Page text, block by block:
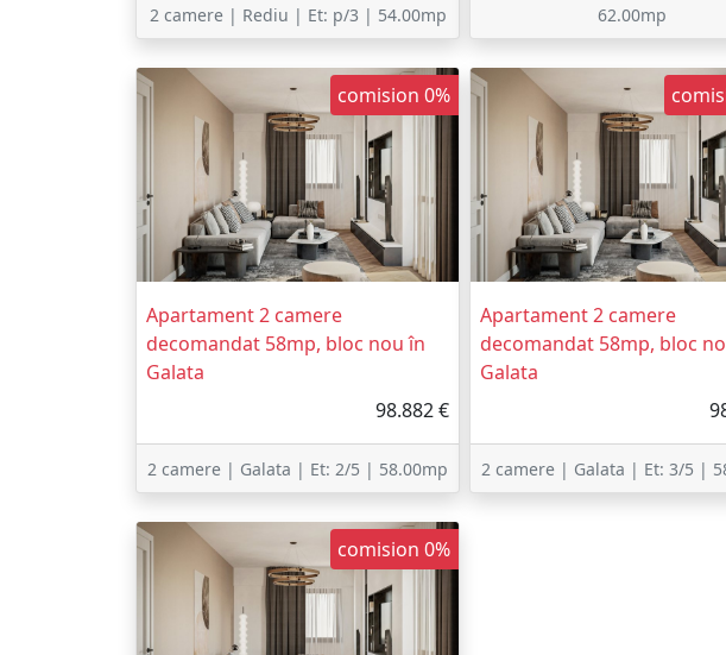
2 camere | Rediu | Et: p/3 | 54.00mp
62.00mp
comision 0%
Apartament 2 camere
decomandat 58mp, bloc nou în
Galata
98.882 €
2 camere | Galata | Et: 2/5 | 58.00mp
Apartament 2 camere
decomandat 58mp, bloc
Galata
2 camere | Galata | Et: 3/5 |
comision 0%